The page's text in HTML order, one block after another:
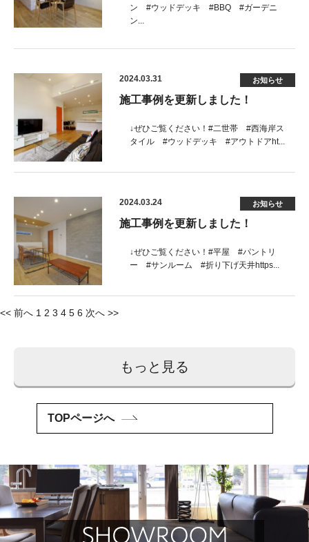
ン #ウッドデッキ #BBQ #ガーデニ
ン...
2024.03.31 お知らせ
施工事例を更新しました！
↓ぜひご覧ください！#二世帯 #西海岸ス
タイル #ウッドデッキ #アウトドアht...
2024.03.24 お知らせ
施工事例を更新しました！
↓ぜひご覧ください！#平屋 #パントリ
ー #サンルーム #折り下げ天井https...
投
シ
ョ
ン
<< 前へ 1 2 3 4 5 6 次へ >>
もっと見る
TOPページへ